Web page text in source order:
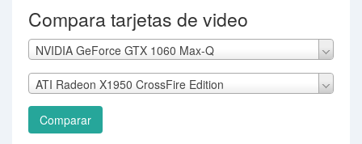
Compara tarjetas de video
NVIDIA GeForce GTX 1060 Max-Q
ATI Radeon X1950 CrossFire Edition
Comparar